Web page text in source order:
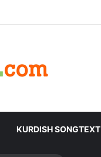
KURDISH SONGTEXT